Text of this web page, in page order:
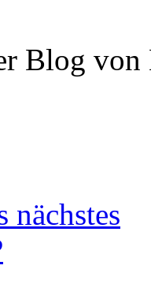
Blog von
nächstes